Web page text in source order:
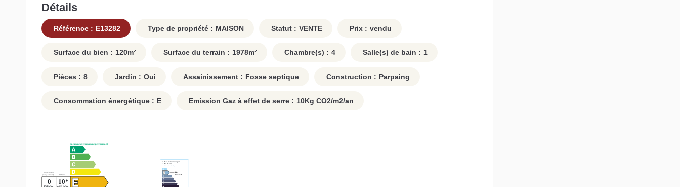
Détails
Référence : E13282 Type de propriété : MAISON Statut : VENTE Prix : vendu
Surface du bien : 120m² Surface du terrain : 1978m² Chambre(s) : 4 Salle(s) de bain : 1
Pièces : 8 Jardin : Oui Assainissement : Fosse septique Construction : Parpaing
Consommation énergétique : E Emission Gaz à effet de serre : 10Kg CO2/m2/an